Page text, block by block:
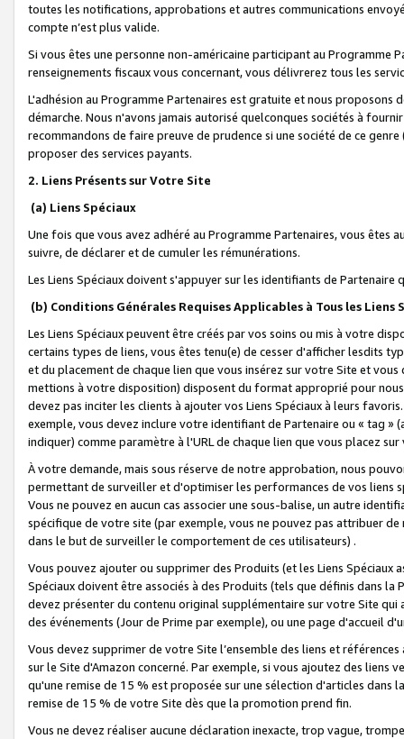
toutes les notifications, approbations et autres communications
compte n’est plus valide.
Si vous êtes une personne non-américaine participant au
renseignements fiscaux vous concernant, vous délivrerez tous les
L'adhésion au Programme Partenaires est gratuite et nous proposons
démarche. Nous n'avons jamais autorisé quelconques sociétés à
recommandons de faire preuve de prudence si une société de ce
proposer des services payants.
2. Liens Présents sur Votre Site
(a) Liens Spéciaux
Une fois que vous avez adhéré au Programme Partenaires, vous êtes
suivre, de déclarer et de cumuler les rémunérations.
Les Liens Spéciaux doivent s'appuyer sur les identifiants de Partenaire
(b) Conditions Générales Requises Applicables à Tous les Liens
Les Liens Spéciaux peuvent être créés par vos soins ou mis à votre
certains types de liens, vous êtes tenu(e) de cesser d'afficher lesdits
et du placement de chaque lien que vous insérez sur votre Site et
mettions à votre disposition) disposent du format approprié pour
devez pas inciter les clients à ajouter vos Liens Spéciaux à leurs
exemple, vous devez inclure votre identifiant de Partenaire ou « tag
indiquer) comme paramètre à l'URL de chaque lien que vous placez
À votre demande, mais sous réserve de notre approbation, nous
permettant de surveiller et d'optimiser les performances de vos liens
Vous ne pouvez en aucun cas associer une sous-balise, un autre
spécifique de votre site (par exemple, vous ne pouvez pas attribuer
dans le but de surveiller le comportement de ces utilisateurs) .
Vous pouvez ajouter ou supprimer des Produits (et les Liens
Spéciaux doivent être associés à des Produits (tels que définis dans
devez présenter du contenu original supplémentaire sur votre Site qui
des événements (Jour de Prime par exemple), ou une page d'accueil
Vous devez supprimer de votre Site l’ensemble des liens et
sur le Site d'Amazon concerné. Par exemple, si vous ajoutez des
qu'une remise de 15 % est proposée sur une sélection d'articles
remise de 15 % de votre Site dès que la promotion prend fin.
Vous ne devez réaliser aucune déclaration inexacte, trop vague,